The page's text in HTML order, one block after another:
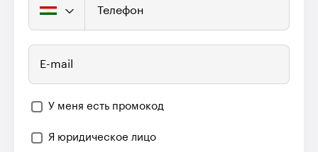
Телефон
E-mail
У меня есть промокод
Я юридическое лицо